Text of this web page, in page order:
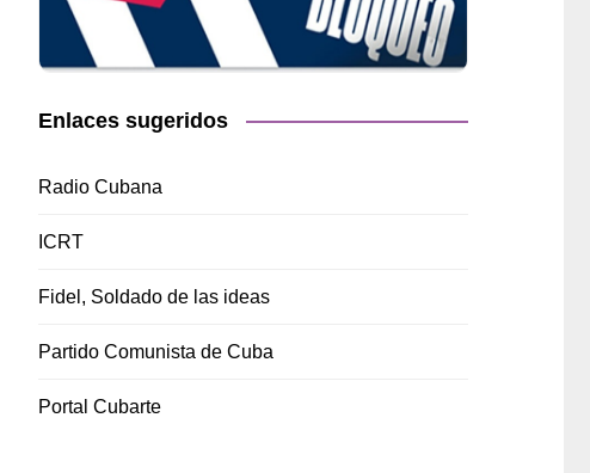
Enlaces sugeridos
Radio Cubana
ICRT
Fidel, Soldado de las ideas
Partido Comunista de Cuba
Portal Cubarte